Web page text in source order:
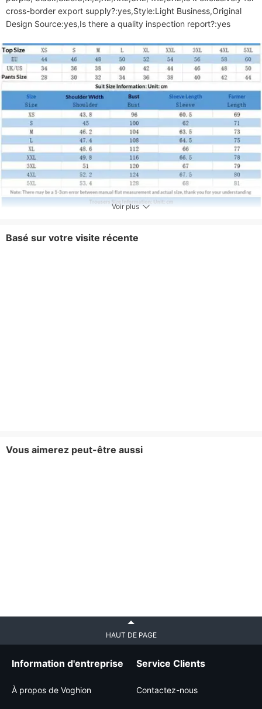
cross-border export supply?:yes,Style:Light Business,Original
Voir plus
Basé sur votre visite récente
Vous aimerez peut-être aussi
HAUT DE PAGE
Information d'entreprise
À propos de Voghion
Service Clients
Contactez-nous